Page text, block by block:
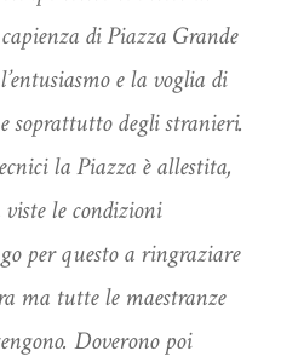
di Piazza Grande
e la voglia di
soprattutto degli stranieri.
la Piazza è allestita,
le condizioni
per questo a ringraziare
ma tutte le maestranze
Doverono poi